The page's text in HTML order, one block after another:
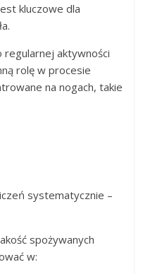
kluczowe dla
regularnej aktywności
rolę w procesie
na nogach, takie
systematycznie –
spożywanych
w: